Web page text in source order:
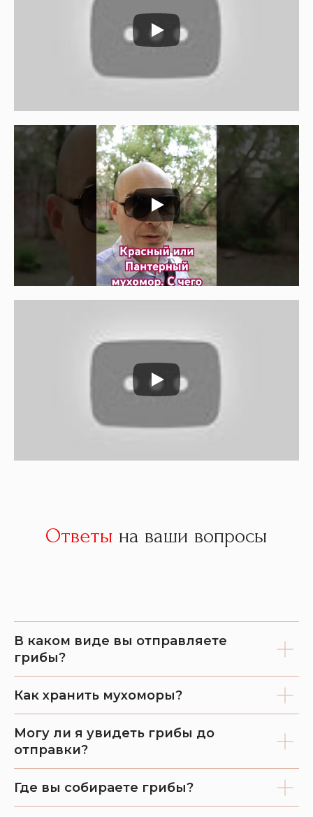
Ответы на ваши вопросы
В каком виде вы отправляете
грибы?
Как хранить мухоморы?
Могу ли я увидеть грибы до
отправки?
Где вы собираете грибы?